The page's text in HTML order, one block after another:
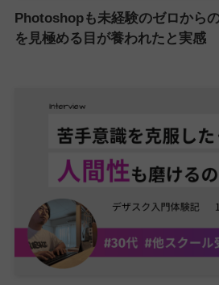
Photoshopも未経験のゼロから
を見極める目が養われたと実感